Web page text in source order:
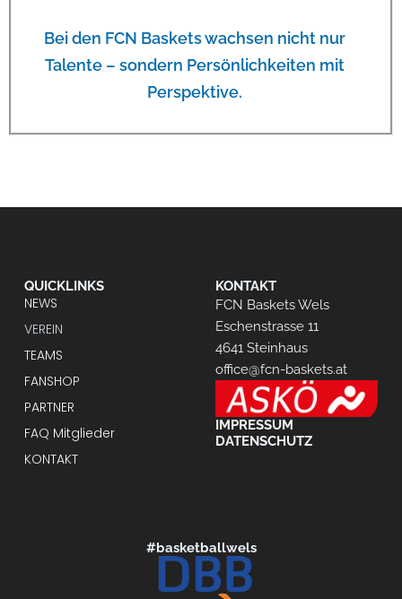
Bei den FCN Baskets wachsen nicht nur
Talente – sondern Persönlichkeiten mit
Perspektive.
QUICKLINKS
NEWS
VEREIN
TEAMS
FANSHOP
PARTNER
FAQ Mitglieder
KONTAKT
KONTAKT
FCN Baskets Wels
Eschenstrasse 11
4641 Steinhaus
office@fcn-baskets.at
IMPRESSUM
DATENSCHUTZ
#basketballwels